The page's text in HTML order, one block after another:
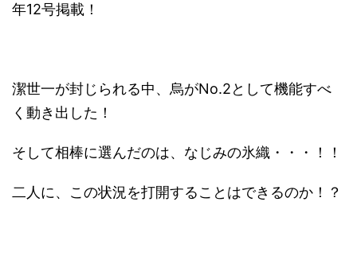
年12号掲載！
潔世一が封じられる中、烏がNo.2として機能すべ
く動き出した！
そして相棒に選んだのは、なじみの氷織・・・！！
二人に、この状況を打開することはできるのか！？